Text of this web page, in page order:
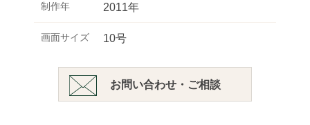
制作年 2011年
画面サイズ 10号
お問い合わせ・ご相談